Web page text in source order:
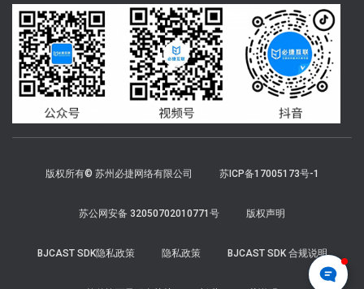
版权所有© 苏州必捷网络有限公司 苏ICP备17005173号-1
苏公网安备 32050702010771号 版权声明
BJCAST SDK隐私政策 隐私政策 BJCAST SDK 合规说明